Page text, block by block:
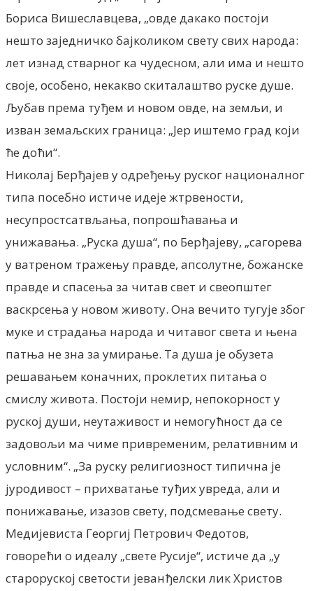
Бориса Вишеславцева, „овде дакако постоји
нешто заједничко бајколиком свету свих народа:
лет изнад стварног ка чудесном, али има и нешто
своје, особено, некакво скиталаштво руске душе.
Љубав према туђем и новом овде, на земљи, и
изван земаљских граница: „Јер иштемо град који
ће доћи“.
Николај Берђајев у одређењу руског националног
типа посебно истиче идеје жтрвености,
несупростсатвљања, попрошћавања и
унижавања. „Руска душа“, по Берђајеву, „сагорева
у ватреном тражењу правде, апсолутне, божанске
правде и спасења за читав свет и свеопштег
васкрсења у новом животу. Она вечитo тугује због
муке и страдања народа и читавог света и њена
патња не зна за умирање. Та душа је обузета
решавањем коначних, проклетих питања о
смислу живота. Постоји немир, непокорност у
руској души, неутаживост и немогућност да се
задовољи ма чиме привременим, релативним и
условним“. „За руску религиозност типична је
јуродивост – прихватање туђих увреда, али и
понижавање, изазов свету, подсмевање свету.
Медијевиста Георгиј Петрович Федотов,
говорећи о идеалу „свете Русије“, истиче да „у
староруској светости јеванђелски лик Христов